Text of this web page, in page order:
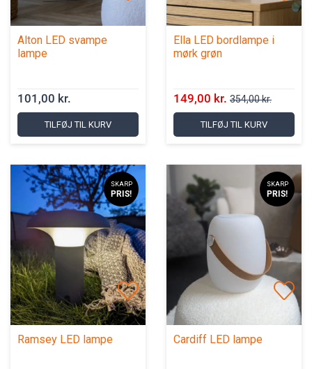
Alton LED svampe
lampe
101,00 kr.
TILFØJ TIL KURV
Ella LED bordlampe i
mørk grøn
149,00 kr. 354,00 kr.
TILFØJ TIL KURV
SKARP
PRIS!
Ramsey LED lampe
SKARP
PRIS!
Cardiff LED lampe